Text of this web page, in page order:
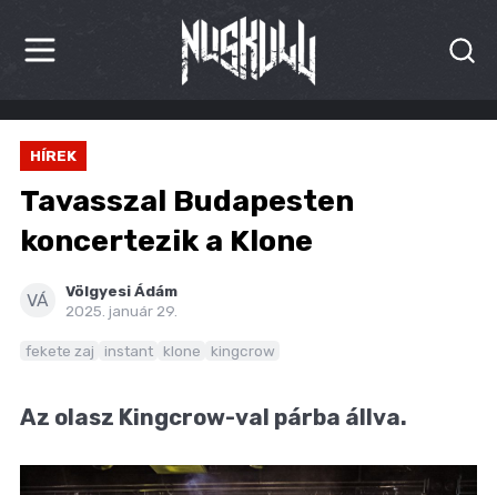
HÍREK
KRITIKÁK
BESZÁMOLÓK
MÁSVILÁG
BLOG
HÍREK
Tavasszal Budapesten
koncertezik a Klone
VÁ
Völgyesi Ádám
2025. január 29.
fekete zaj instant klone kingcrow
Az olasz Kingcrow-val párba állva.